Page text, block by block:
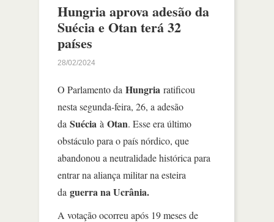
Hungria aprova adesão da
Suécia e Otan terá 32
países
28/02/2024
O Parlamento da Hungria ratificou
nesta segunda-feira, 26, a adesão
da Suécia à Otan. Esse era último
obstáculo para o país nórdico, que
abandonou a neutralidade histórica para
entrar na aliança militar na esteira
da guerra na Ucrânia.
A votação ocorreu após 19 meses de